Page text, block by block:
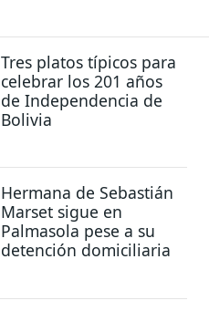
Tres platos típicos para
celebrar los 201 años
de Independencia de
Bolivia
Hermana de Sebastián
Marset sigue en
Palmasola pese a su
detención domiciliaria